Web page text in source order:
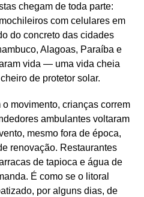
chegam de toda parte:
com celulares em
do concreto das cidades
Alagoas, Paraíba e
vida — uma vida cheia
de protetor solar.
movimento, crianças correm
ambulantes voltaram
mesmo fora de época,
renovação. Restaurantes
de tapioca e água de
É como se o litoral
por alguns dias, de